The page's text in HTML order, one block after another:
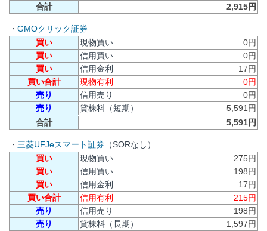
合計
2,915円
・ GMOクリック証券
買い
現物買い
0円
買い
信用買い
0円
買い
信用金利
17円
買い合計
現物有利
0円
売り
信用売り
0円
売り
貸株料（短期）
5,591円
合計
5,591円
・ 三菱UFJeスマート証券 （SORなし）
買い
現物買い
275円
買い
信用買い
198円
買い
信用金利
17円
買い合計
信用有利
215円
売り
信用売り
198円
売り
貸株料（長期）
1,597円